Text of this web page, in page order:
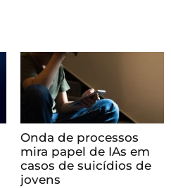
Onda de processos
mira papel de IAs em
casos de suicídios de
jovens